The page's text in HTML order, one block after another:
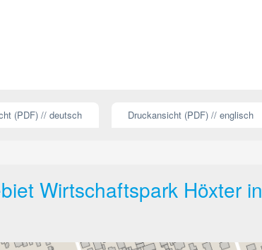
(PDF) // deutsch Druckansicht (PDF) // englisch
Wirtschaftspark Höxter in